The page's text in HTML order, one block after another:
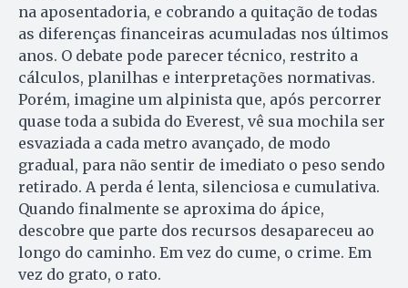
na aposentadoria, e cobrando a quitação de todas
as diferenças financeiras acumuladas nos últimos
anos. O debate pode parecer técnico, restrito a
cálculos, planilhas e interpretações normativas.
Porém, imagine um alpinista que, após percorrer
quase toda a subida do Everest, vê sua mochila ser
esvaziada a cada metro avançado, de modo
gradual, para não sentir de imediato o peso sendo
retirado. A perda é lenta, silenciosa e cumulativa.
Quando finalmente se aproxima do ápice,
descobre que parte dos recursos desapareceu ao
longo do caminho. Em vez do cume, o crime. Em
vez do grato, o rato.